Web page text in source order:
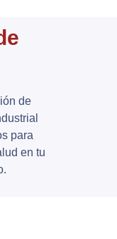
de
para
en tu